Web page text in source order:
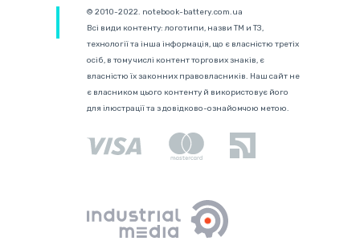
© 2010-2022. notebook-battery.com.ua
Всі види контенту: логотипи, назви ТМ и ТЗ,
технології та інша інформація, що є власністю третіх
осіб, в тому числі контент торгових знаків, є
власністю їх законних правовласників. Наш сайт не
є власником цього контенту й використовує його
для ілюстрації та з довідково-ознайомчою метою.